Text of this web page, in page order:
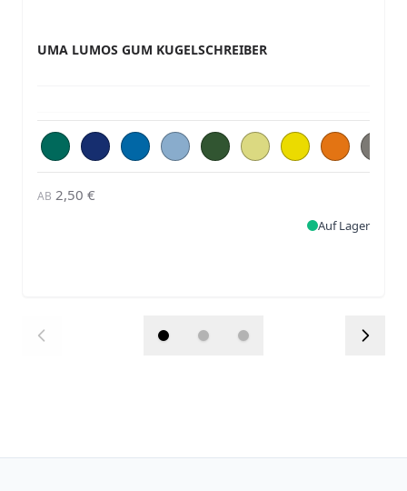
UMA LUMOS GUM KUGELSCHREIBER
AB 2,50 €
Auf Lager